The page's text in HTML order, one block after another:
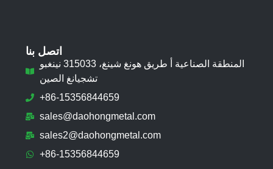
اتصل بنا
المنطقة الصناعية أ طريق هونغ شينغ، 315033 نينغبو
تشجيانغ الصين
+86-15356844659
sales@daohongmetal.com
sales2@daohongmetal.com
+86-15356844659